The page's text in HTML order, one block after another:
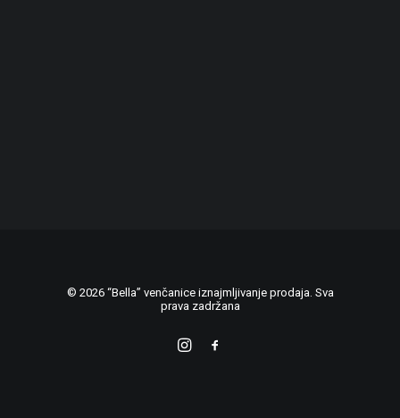
© 2026 “Bella” venčanice iznajmljivanje prodaja. Sva
prava zadržana